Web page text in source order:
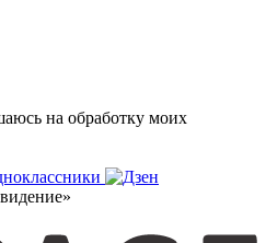
на обработку моих